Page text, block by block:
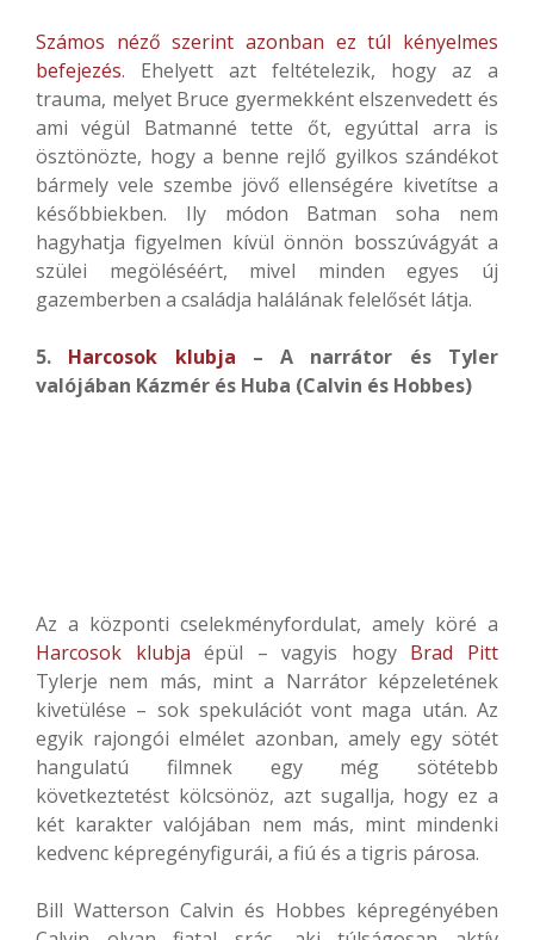
Számos néző szerint azonban ez túl kényelmes
befejezés. Ehelyett azt feltételezik, hogy az a
trauma, melyet Bruce gyermekként elszenvedett és
ami végül Batmanné tette őt, egyúttal arra is
ösztönözte, hogy a benne rejlő gyilkos szándékot
bármely vele szembe jövő ellenségére kivetítse a
későbbiekben. Ily módon Batman soha nem
hagyhatja figyelmen kívül önnön bosszúvágyát a
szülei megöléséért, mivel minden egyes új
gazemberben a családja halálának felelősét látja.
5. Harcosok klubja – A narrátor és Tyler
valójában Kázmér és Huba (Calvin és Hobbes)
Az a központi cselekményfordulat, amely köré a
Harcosok klubja épül – vagyis hogy Brad Pitt
Tylerje nem más, mint a Narrátor képzeletének
kivetülése – sok spekulációt vont maga után. Az
egyik rajongói elmélet azonban, amely egy sötét
hangulatú filmnek egy még sötétebb
következtetést kölcsönöz, azt sugallja, hogy ez a
két karakter valójában nem más, mint mindenki
kedvenc képregényfigurái, a fiú és a tigris párosa.
Bill Watterson Calvin és Hobbes képregényében